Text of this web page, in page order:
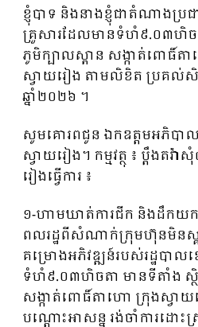
ខ្ញុំបាទ និងនាងខ្ញុំជាតំណាងប្រ
គ្រួសារដែលមានទំហំ៩.០៣ហិច
ភូមិក្បាលស្ពាន សង្កាត់ពោធិ៍ត
ស្វាយរៀង តាមលិខិត ប្រគល់សិទ្
ឆ្នាំ២០២៦ ។
សូមគោរពជូន ឯកឧត្តមអភិបា
ស្វាយរៀង។ កម្មវត្ថុ ៖ ប្តឹងតវ៉ា
រៀងធ្វើការ ៖
១-ហាមឃាត់ការជីក និងដឹកយ
ពលរដ្ឋពីសំណាក់ក្រុមហ៊ុនមិនស្
គម្រោងអភិវឌ្ឍន៍របស់រដ្ឋបាលខ
ទំហំ៩.០៣ហិចតា មានទីតាំង ស្
សង្កាត់ពោធិ៍តាហោ ក្រុងស្វាយ
បណ្តោះអាសន្ន រង់ចាំការដោះ